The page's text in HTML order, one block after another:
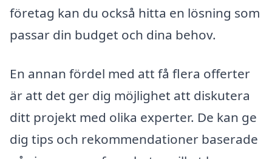
företag kan du också hitta en lösning som
passar din budget och dina behov.
En annan fördel med att få flera offerter
är att det ger dig möjlighet att diskutera
ditt projekt med olika experter. De kan ge
dig tips och rekommendationer baserade